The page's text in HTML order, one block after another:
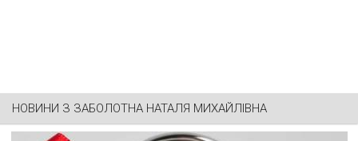
НОВИНИ З ЗАБОЛОТНА НАТАЛЯ МИХАЙЛІВНА